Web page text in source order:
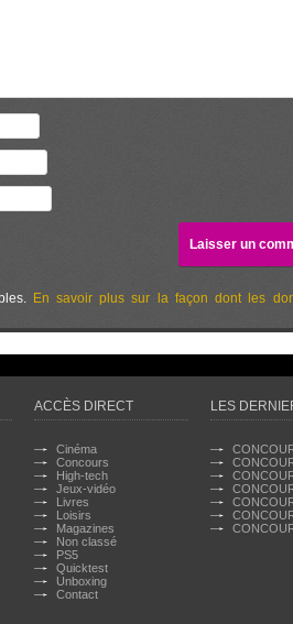
En savoir plus sur la façon dont les
ACCÈS DIRECT
Cinéma
Concours
High-tech
Jeux-vidéo
Livres
Loisirs
Magazines
Non classé
PS5
Quicktest
Unboxing
Contact
LES